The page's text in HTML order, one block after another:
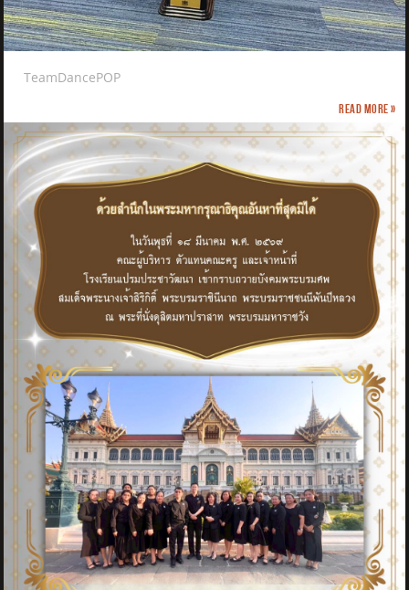
TeamDancePOP
Read more »